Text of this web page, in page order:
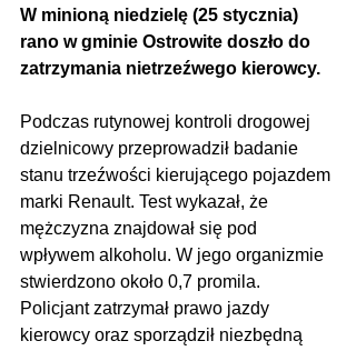
W minioną niedzielę (25 stycznia)
rano w gminie Ostrowite doszło do
zatrzymania nietrzeźwego kierowcy.
Podczas rutynowej kontroli drogowej
dzielnicowy przeprowadził badanie
stanu trzeźwości kierującego pojazdem
marki Renault. Test wykazał, że
mężczyzna znajdował się pod
wpływem alkoholu. W jego organizmie
stwierdzono około 0,7 promila.
Policjant zatrzymał prawo jazdy
kierowcy oraz sporządził niezbędną